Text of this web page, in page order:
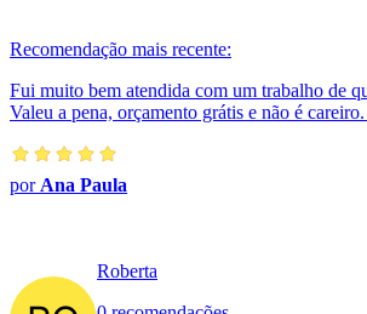
Recomendação mais recente:
Fui muito bem atendida com um trabalho de
Valeu a pena, orçamento grátis e não é
por Ana Paula
Roberta